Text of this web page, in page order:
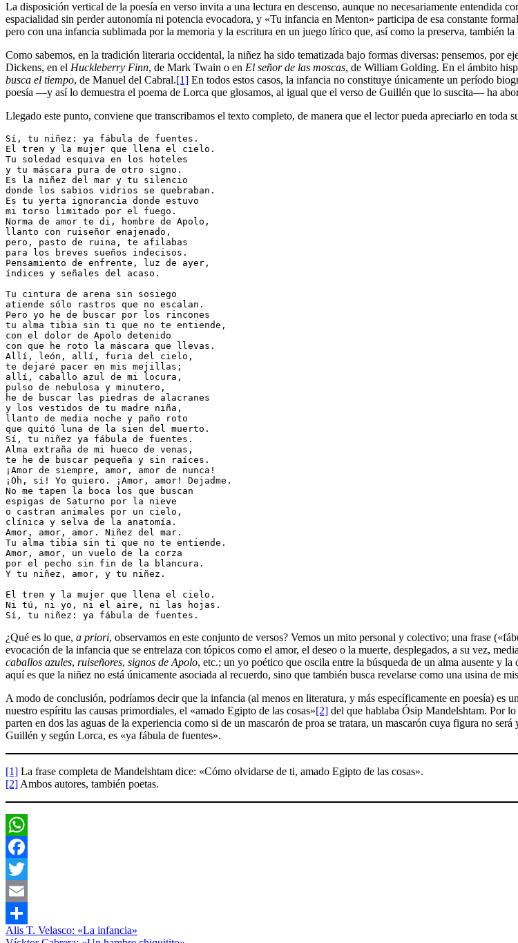
La disposición vertical de la poesía en verso invita a una lectura en descenso, aunque no necesariamente entendida
espacialidad sin perder autonomía ni potencia evocadora, y «Tu infancia en Menton» participa de esa constante
pero con una infancia sublimada por la memoria y la escritura en un juego lírico que, así como la preserva, también
Como sabemos, en la tradición literaria occidental, la niñez ha sido tematizada bajo formas diversas: pensemos, por
Dickens, en el Huckleberry Finn, de Mark Twain o en El señor de las moscas, de William Golding. En el ámbito
busca el tiempo, de Manuel del Cabral.[1] En todos estos casos, la infancia no constituye únicamente un período
poesía —y así lo demuestra el poema de Lorca que glosamos, al igual que el verso de Guillén que lo suscita— ha
Llegado este punto, conviene que transcribamos el texto completo, de manera que el lector pueda apreciarlo en toda
Sí, tu niñez: ya fábula de fuentes.
El tren y la mujer que llena el cielo.
Tu soledad esquiva en los hoteles
y tu máscara pura de otro signo.
Es la niñez del mar y tu silencio
donde los sabios vidrios se quebraban.
Es tu yerta ignorancia donde estuvo
mi torso limitado por el fuego.
Norma de amor te di, hombre de Apolo,
llanto con ruiseñor enajenado,
pero, pasto de ruina, te afilabas
para los breves sueños indecisos.
Pensamiento de enfrente, luz de ayer,
índices y señales del acaso.
Tu cintura de arena sin sosiego
atiende sólo rastros que no escalan.
Pero yo he de buscar por los rincones
tu alma tibia sin ti que no te entiende,
con el dolor de Apolo detenido
con que he roto la máscara que llevas.
Allí, león, allí, furia del cielo,
te dejaré pacer en mis mejillas;
allí, caballo azul de mi locura,
pulso de nebulosa y minutero,
he de buscar las piedras de alacranes
y los vestidos de tu madre niña,
llanto de media noche y paño roto
que quitó luna de la sien del muerto.
Sí, tu niñez ya fábula de fuentes.
Alma extraña de mi hueco de venas,
te he de buscar pequeña y sin raíces.
¡Amor de siempre, amor, amor de nunca!
¡Oh, sí! Yo quiero. ¡Amor, amor! Dejadme.
No me tapen la boca los que buscan
espigas de Saturno por la nieve
o castran animales por un cielo,
clínica y selva de la anatomía.
Amor, amor, amor. Niñez del mar.
Tu alma tibia sin ti que no te entiende.
Amor, amor, un vuelo de la corza
por el pecho sin fin de la blancura.
Y tu niñez, amor, y tu niñez.
El tren y la mujer que llena el cielo.
Ni tú, ni yo, ni el aire, ni las hojas.
Sí, tu niñez: ya fábula de fuentes.
¿Qué es lo que, a priori, observamos en este conjunto de versos? Vemos un mito personal y colectivo; una frase
evocación de la infancia que se entrelaza con tópicos como el amor, el deseo o la muerte, desplegados, a su vez,
caballos azules, ruiseñores, signos de Apolo, etc.; un yo poético que oscila entre la búsqueda de un alma ausente y
aquí es que la niñez no está únicamente asociada al recuerdo, sino que también busca revelarse como una usina de
A modo de conclusión, podríamos decir que la infancia (al menos en literatura, y más específicamente en poesía)
nuestro espíritu las causas primordiales, el «amado Egipto de las cosas»[2] del que hablaba Ósip Mandelshtam. Por
parten en dos las aguas de la experiencia como si de un mascarón de proa se tratara, un mascarón cuya figura no
Guillén y según Lorca, es «ya fábula de fuentes».
[1] La frase completa de Mandelshtam dice: «Cómo olvidarse de ti, amado Egipto de las cosas».
[2]Ambos autores, también poetas.
WhatsApp
Facebook
Twitter
Email
Compartir
Ensayo
Navegación
Entrada
Alis T. Velasco: «La infancia»